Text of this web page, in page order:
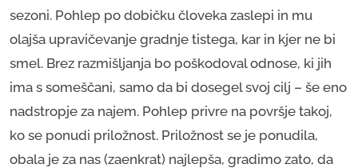
sezoni. Pohlep po dobičku človeka zaslepi in mu
olajša upravičevanje gradnje tistega, kar in kjer ne bi
smel. Brez razmišljanja bo poškodoval odnose, ki jih
ima s someščani, samo da bi dosegel svoj cilj – še eno
nadstropje za najem. Pohlep privre na površje takoj,
ko se ponudi priložnost. Priložnost se je ponudila,
obala je za nas (zaenkrat) najlepša, gradimo zato, da